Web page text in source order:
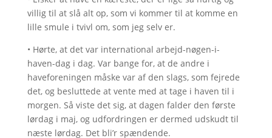
villig til at slå alt op, som vi kommer til at komme en
lille smule i tvivl om, som jeg selv er.
• Hørte, at det var international arbejd-nøgen-i-
haven-dag i dag. Var bange for, at de andre i
haveforeningen måske var af den slags, som fejrede
det, og besluttede at vente med at tage i haven til i
morgen. Så viste det sig, at dagen falder den første
lørdag i maj, og udfordringen er dermed udskudt til
næste lørdag. Det bli’r spændende.